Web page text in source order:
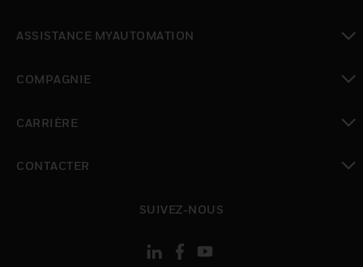
ASSISTANCE MYAUTOMATION
COMPAGNIE
CARRIÈRE
CONTACTER
SUIVEZ-NOUS